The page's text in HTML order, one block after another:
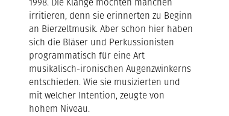
irritieren, denn sie erinnerten zu Beginn
an Bierzeltmusik. Aber schon hier haben
sich die Bläser und Perkussionisten
programmatisch für eine Art
musikalisch-ironischen Augenzwinkerns
entschieden. Wie sie musizierten und
mit welcher Intention, zeugte von
hohem Niveau.